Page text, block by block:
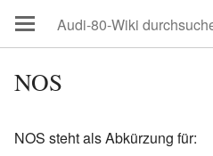
NOS
NOS steht als Abkürzung für: